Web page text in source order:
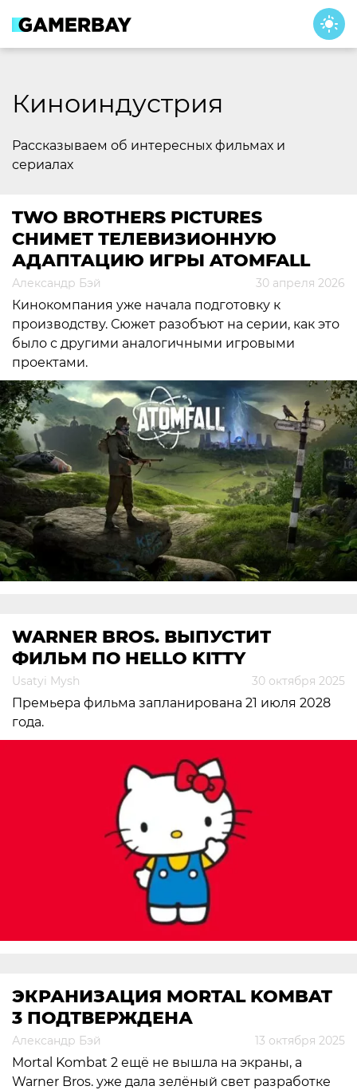
content
Киноиндустрия
Рассказываем об интересных фильмах и
сериалах
TWO BROTHERS PICTURES
СНИМЕТ ТЕЛЕВИЗИОННУЮ
АДАПТАЦИЮ ИГРЫ ATOMFALL
Александр Бэй 30 апреля 2026
Кинокомпания уже начала подготовку к
производству. Сюжет разобъют на серии, как это
было с другими аналогичными игровыми
проектами.
WARNER BROS. ВЫПУСТИТ
ФИЛЬМ ПО HELLO KITTY
Usatyi Mysh 30 октября 2025
Премьера фильма запланирована 21 июля 2028
года.
ЭКРАНИЗАЦИЯ MORTAL KOMBAT
3 ПОДТВЕРЖДЕНА
Александр Бэй 13 октября 2025
Mortal Kombat 2 ещё не вышла на экраны, а
Warner Bros. уже дала зелёный свет разработке